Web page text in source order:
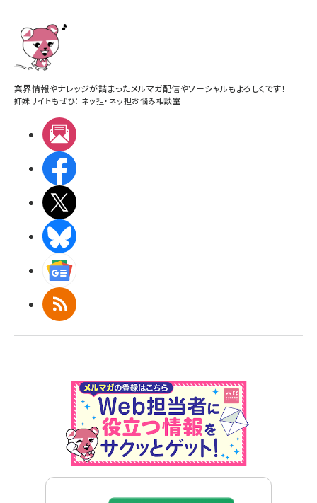
業界情報やナレッジが詰まったメルマガ配信やソーシャルもよろしくです！
姉妹サイトもぜひ： ネッ担・ ネッ担お悩み相談室
RSS